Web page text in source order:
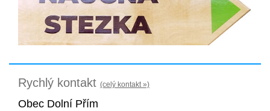
Rychlý kontakt (celý kontakt »)
Obec Dolní Přím